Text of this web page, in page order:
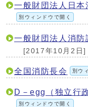
一般財団法人日本
別ウィンドウで開く
一般財団法人消防
[2017年10月2日]
全国消防長会 別ウ
D－egg（独立行
別ウィンドウで開く